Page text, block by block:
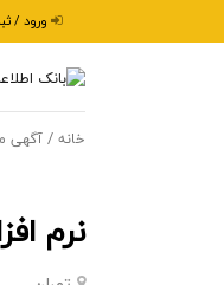
ورود /
خانه / آگهی
نرم